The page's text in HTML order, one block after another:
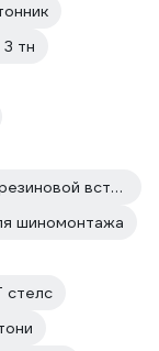
тн
Домкрат гидравлический подкатной с резиновой вставкой
шиномонтажа
стелс